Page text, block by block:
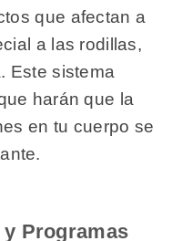
que afectan a
a las rodillas,
Este sistema
harán que la
en tu cuerpo se
Programas